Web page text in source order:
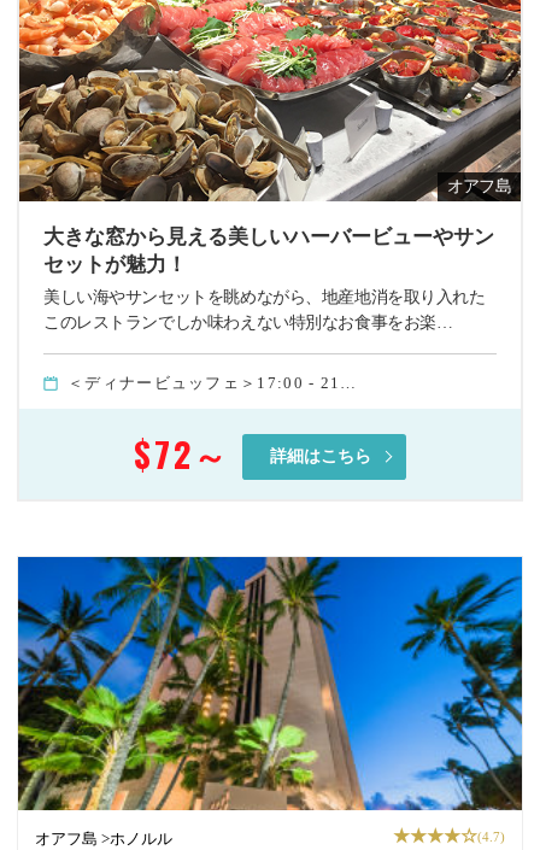
オアフ島
大きな窓から見える美しいハーバービューやサン
セットが魅力！
美しい海やサンセットを眺めながら、地産地消を取り入れた
このレストランでしか味わえない特別なお食事をお楽…
＜ディナービュッフェ＞17:00 - 21…
$72～ 詳細はこちら
★★★★☆(4.7)
オアフ島 >ホノルル